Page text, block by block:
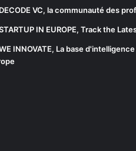
DECODE VC, la communauté des
IN EUROPE, Track the
INNOVATE, La base